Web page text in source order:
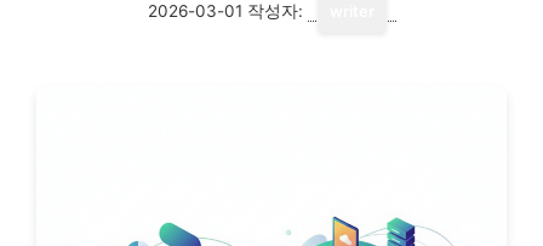
2026-03-01 작성자: